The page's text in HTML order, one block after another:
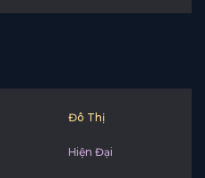
Đô Thị
Hiện Đại